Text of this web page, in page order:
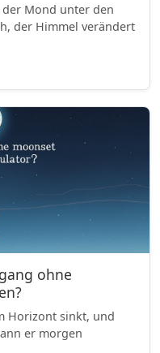
der Mond unter den
der Himmel verändert
ohne
Horizont sinkt, und
er morgen